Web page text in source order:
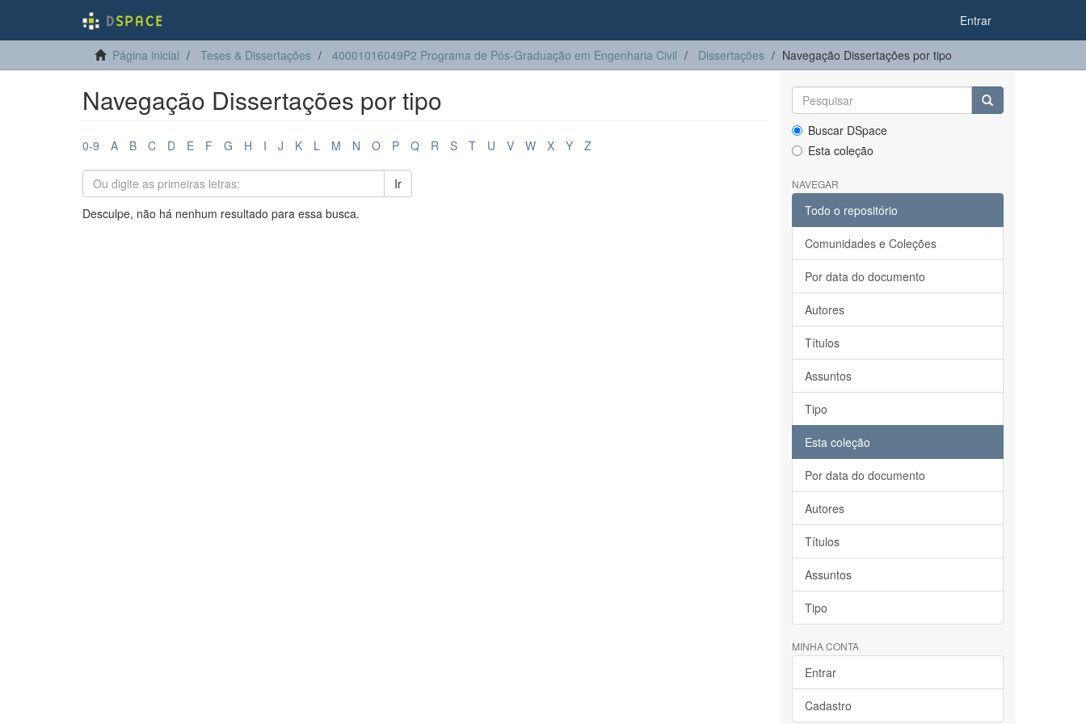
Entrar
Página inicial Teses & Dissertações 40001016049P2 Programa de Pós-Graduação em Engenharia Civil Dissertações Navegação Dissertações por tipo
Navegação Dissertações por tipo
0-9 A B C D E F G H I J K L M N O P Q R S T U V W X Y Z
Ir
Desculpe, não há nenhum resultado para essa busca.
Buscar DSpace
Esta coleção
NAVEGAR
Todo o repositório
Comunidades e Coleções
Por data do documento
Autores
Títulos
Assuntos
Tipo
Esta coleção
Por data do documento
Autores
Títulos
Assuntos
Tipo
MINHA CONTA
Entrar
Cadastro